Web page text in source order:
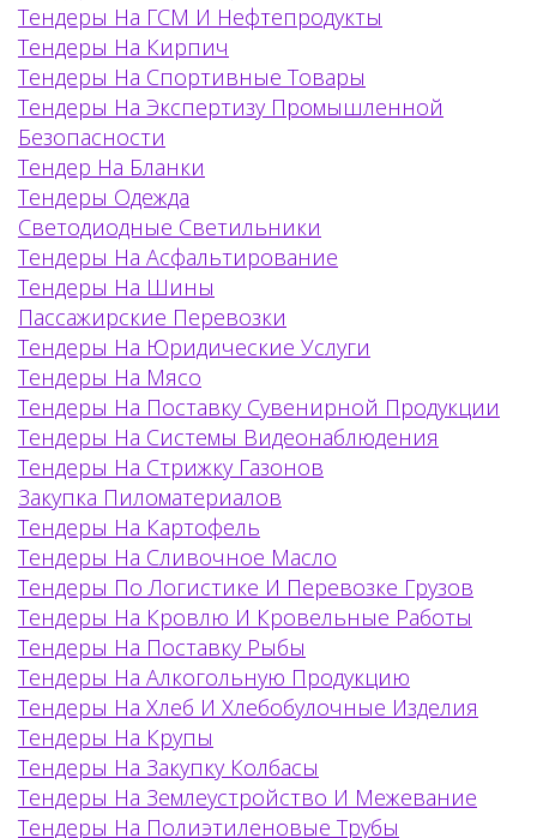
Тендеры На ГСМ И Нефтепродукты
Тендеры На Кирпич
Тендеры На Спортивные Товары
Тендеры На Экспертизу Промышленной
Безопасности
Тендер На Бланки
Тендеры Одежда
Светодиодные Светильники
Тендеры На Асфальтирование
Тендеры На Шины
Пассажирские Перевозки
Тендеры На Юридические Услуги
Тендеры На Мясо
Тендеры На Поставку Сувенирной Продукции
Тендеры На Системы Видеонаблюдения
Тендеры На Стрижку Газонов
Закупка Пиломатериалов
Тендеры На Картофель
Тендеры На Сливочное Масло
Тендеры По Логистике И Перевозке Грузов
Тендеры На Кровлю И Кровельные Работы
Тендеры На Поставку Рыбы
Тендеры На Алкогольную Продукцию
Тендеры На Хлеб И Хлебобулочные Изделия
Тендеры На Крупы
Тендеры На Закупку Колбасы
Тендеры На Землеустройство И Межевание
Тендеры На Полиэтиленовые Трубы